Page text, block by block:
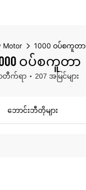
Motor 1000 ဝပ်စကူတာ
ဝပ်စကူတာ
ာတိိက်ရာ 207 အမြင်များ
ဘောင်းဘီတိုများ